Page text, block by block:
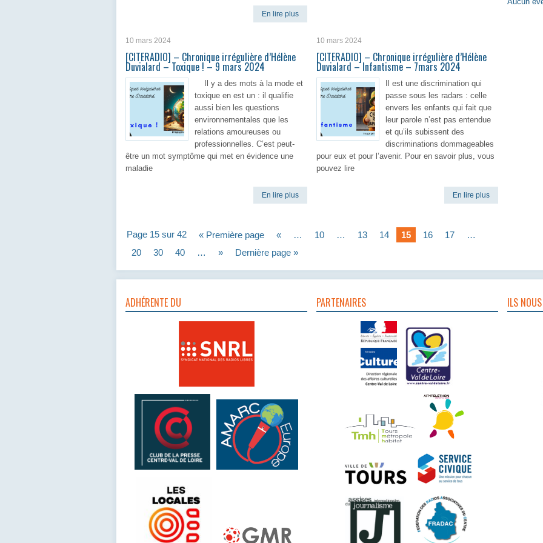
En lire plus
10 mars 2024
[CITERADIO] – Chronique irrégulière d’Hélène
Duvialard – Toxique ! – 9 mars 2024
Il y a des mots à la mode et
toxique en est un : il qualifie
aussi bien les questions
environnementales que les
relations amoureuses ou
professionnelles. C’est peut-
être un mot symptôme qui met en évidence une
maladie
En lire plus
10 mars 2024
[CITERADIO] – Chronique irrégulière d’Hélène
Duvialard – Infantisme – 7mars 2024
Il est une discrimination qui
passe sous les radars : celle
envers les enfants qui fait que
leur parole n’est pas entendue
et qu’ils subissent des
discriminations dommageables
pour eux et pour l’avenir. Pour en savoir plus, vous
pouvez lire
En lire plus
Page 15 sur 42 « Première page « … 10 … 13 14 15 16 17
…
20
30 40 … » Dernière page »
ADHÉRENTE DU PARTENAIRES ILS